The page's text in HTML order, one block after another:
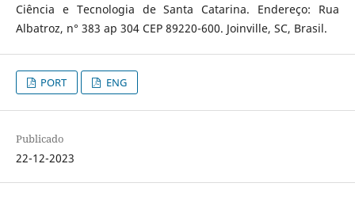
Ciência e Tecnologia de Santa Catarina. Endereço: Rua
Albatroz, n° 383 ap 304 CEP 89220-600. Joinville, SC, Brasil.
PORT ENG
Publicado
22-12-2023